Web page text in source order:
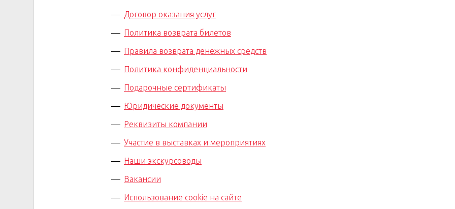
Договор оказания услуг
Политика возврата билетов
Правила возврата денежных средств
Политика конфиденциальности
Подарочные сертификаты
Юридические документы
Реквизиты компании
Участие в выставках и мероприятиях
Наши экскурсоводы
Вакансии
Использование cookie на сайте